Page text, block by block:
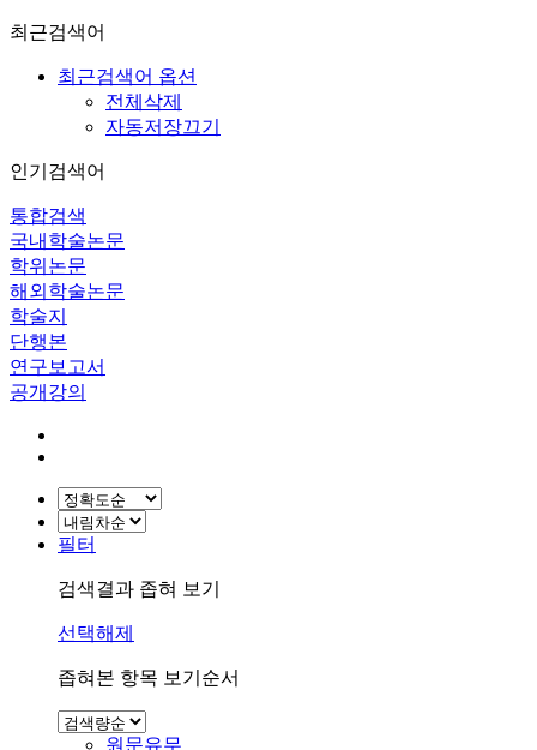
최근검색어
최근검색어 옵션
전체삭제
자동저장끄기
인기검색어
통합검색
국내학술논문
학위논문
해외학술논문
학술지
단행본
연구보고서
공개강의
필터
검색결과 좁혀 보기
선택해제
좁혀본 항목 보기순서
원문유무